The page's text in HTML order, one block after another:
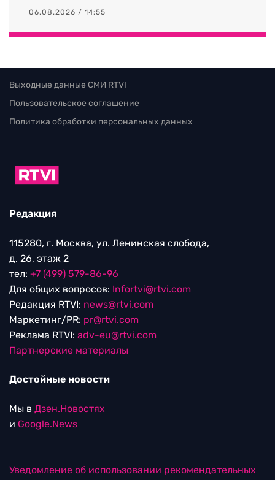
06.08.2026 / 14:55
Выходные данные СМИ RTVI
Пользовательское соглашение
Политика обработки персональных данных
Редакция
115280, г. Москва, ул. Ленинская слобода,
д. 26, этаж 2
тел: +7 (499) 579-86-96
Для общих вопросов: Infortvi@rtvi.com
Редакция RTVI: news@rtvi.com
Маркетинг/PR: pr@rtvi.com
Реклама RTVI: adv-eu@rtvi.com
Партнерские материалы
Достойные новости
Мы в Дзен.Новостях
и Google.News
Уведомление об использовании рекомендательных